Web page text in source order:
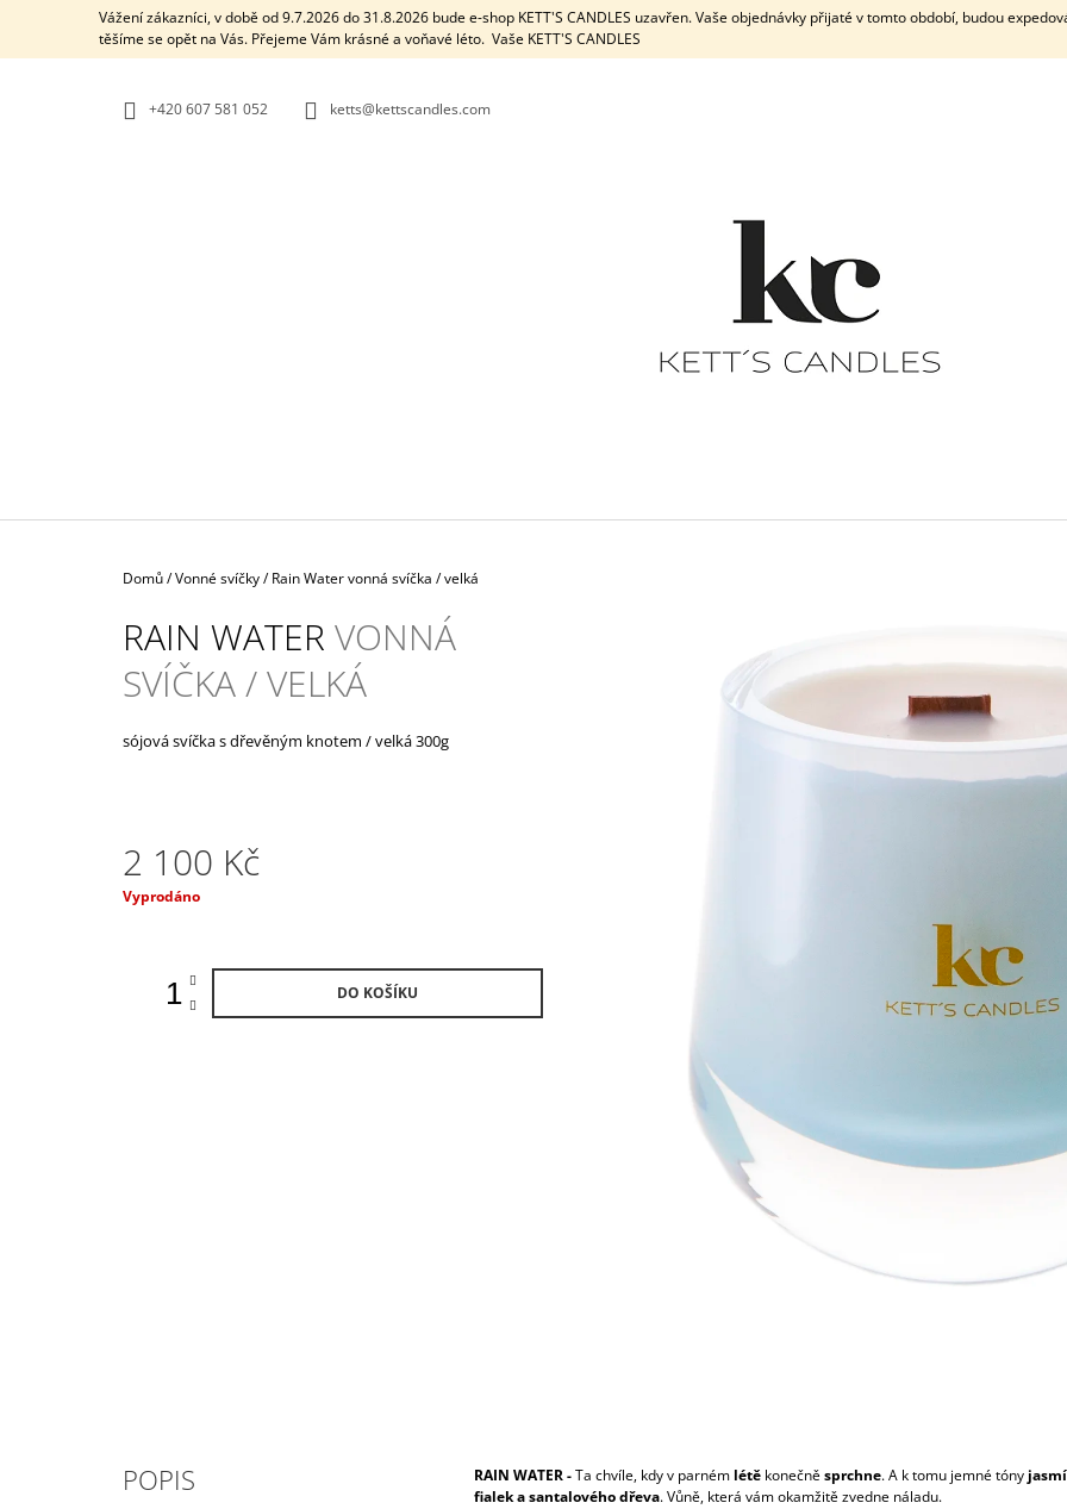
Vážení zákazníci, v době od 9.7.2026 do 31.8.2026 bude e-shop KETT'S CANDLES uzavřen. Vaše objednávky přijaté v tomto období, budou
těšíme se opět na Vás. Přejeme Vám krásné a voňavé léto. Vaše KETT'S CANDLES
+420 607 581 052 ketts@kettscandles.com
Domů/Vonné svíčky/ Rain Watervonná svíčka / velká
RAIN WATER VONNÁ
SVÍČKA / VELKÁ
sójová svíčka s dřevěným knotem / velká 300g
2 100 Kč
Měrná
Vyprodáno
DO KOŠÍKU
POPIS
RAIN WATER -Ta chvíle, kdy v parnémlétěkonečněsprchne. A k tomu jemné tóny
fialek a santalového dřeva. Vůně, která vám okamžitě zvedne náladu.
ZPĚT
DO
ZPĚT
DO
DOPORUČUJEME
AROMALAMPA / BLACK BOX
DÁRKOVÁ SADA / WHITEDÁRKOVÁ PEPPERMINT &